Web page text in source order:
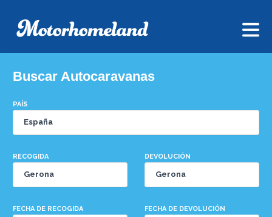
Buscar Autocaravanas
PAÍS
RECOGIDA DEVOLUCIÓN
FECHA DE RECOGIDA FECHA DE DEVOLUCIÓN